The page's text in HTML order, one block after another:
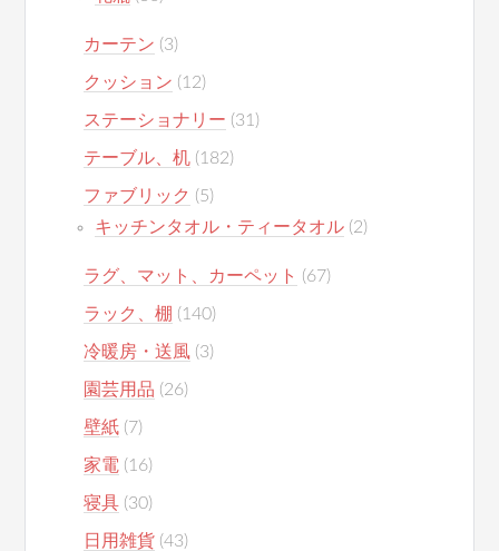
カーテン (3)
クッション (12)
ステーショナリー (31)
テーブル、机 (182)
ファブリック (5)
キッチンタオル・ティータオル (2)
ラグ、マット、カーペット (67)
ラック、棚 (140)
冷暖房・送風 (3)
園芸用品 (26)
壁紙 (7)
家電 (16)
寝具 (30)
日用雑貨 (43)